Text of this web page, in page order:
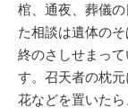
棺、通夜、葬儀
た相談は遺体の
終のさしせまっ
す。召天者の枕
花などを置いた